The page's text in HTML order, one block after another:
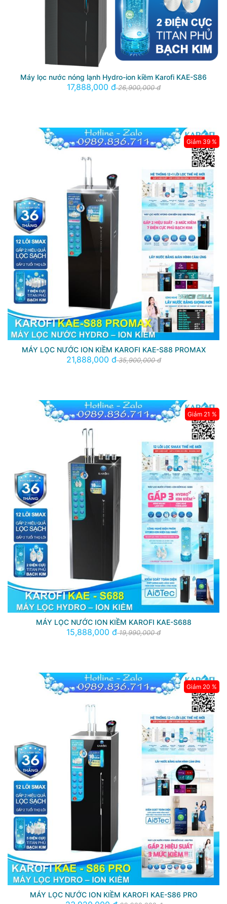
Máy lọc nước nóng lạnh Hydro-ion kiềm Karofi KAE-S86
17,888,000 đ26,900,000 đ
MÁY LỌC NƯỚC ION KIỀM KAROFI KAE-S88 PROMAX
21,888,000 đ35,900,000 đ
Giảm 39 %
MÁY LỌC NƯỚC ION KIỀM KAROFI KAE-S688
15,888,000 đ19,990,000 đ
Giảm 21 %
MÁY LỌC NƯỚC ION KIỀM KAROFI KAE-S86 PRO
Giảm 20 %